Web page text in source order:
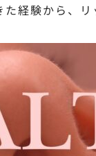
経験から、